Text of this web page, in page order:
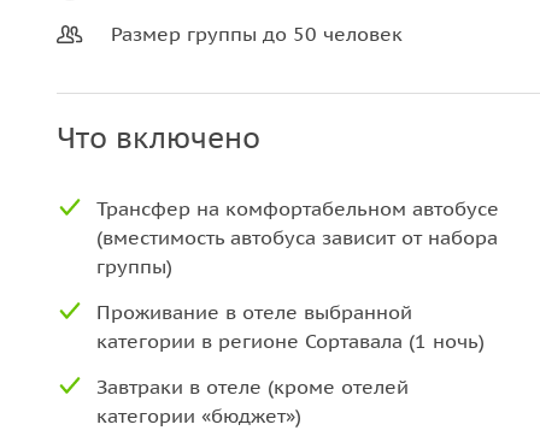
Размер группы до 50 человек
Что включено
Трансфер на комфортабельном автобусе
(вместимость автобуса зависит от набора
группы)
Проживание в отеле выбранной
категории в регионе Сортавала (1 ночь)
Завтраки в отеле (кроме отелей
категории «бюджет»)